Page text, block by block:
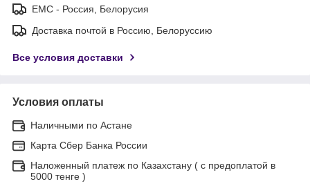
ЕМС - Россия, Белорусия
Доставка почтой в Россию, Белоруссию
Все условия доставки
Условия оплаты
Наличными по Астане
Карта Сбер Банка России
Наложенный платеж по Казахстану ( с предоплатой в
5000 тенге )